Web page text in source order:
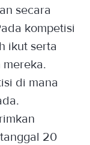
secara
kompetisi
ikut serta
di mana
20